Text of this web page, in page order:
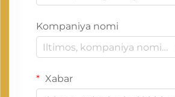
Kompaniya nomi
Xabar